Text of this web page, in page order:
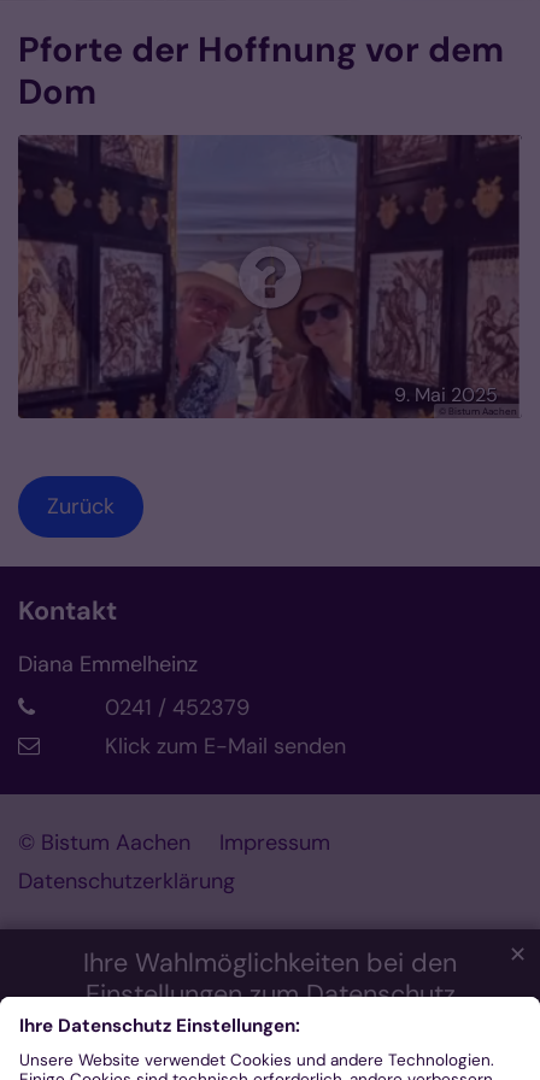
Ihre Wahlmöglichkeiten bei den
Einstellungen zum Datenschutz
Wir möchten Ihnen ein optimales Webseiten-Erlebnis bieten.
Dazu verwenden wir Cookies, die für das Funktionieren unserer
✕
Pforte der Hoffnung vor dem
Dom
9. Mai 2025
© Bistum Aachen
Zurück
Kontakt
Diana Emmelheinz
0241 / 452379
Klick zum E-Mail senden
© Bistum Aachen
Impressum
Datenschutzerklärung